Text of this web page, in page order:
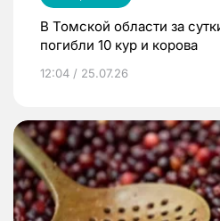
В Томской области за
погибли 10 кур и корова
12:04 / 25.07.26